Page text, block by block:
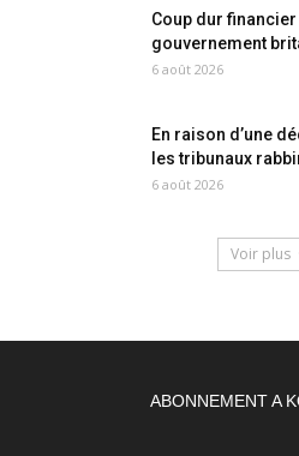
Coup dur
gouvernement
6 août 2026
En raison d’une
les tribunaux
6 août 2026
Voir plus
ABONNEMENT A